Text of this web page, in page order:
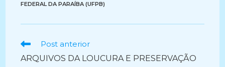
FEDERAL DA PARAÍBA (UFPB)
Ler
artigos
Post anterior
ARQUIVOS DA LOUCURA E PRESERVAÇÃO